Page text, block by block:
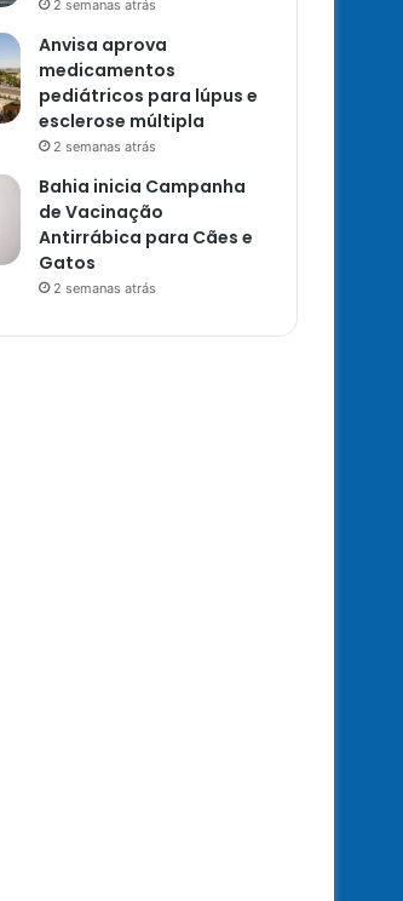
2 semanas atrás
Anvisa aprova
medicamentos
pediátricos para lúpus e
esclerose múltipla
2 semanas atrás
Bahia inicia Campanha
de Vacinação
Antirrábica para Cães e
Gatos
2 semanas atrás